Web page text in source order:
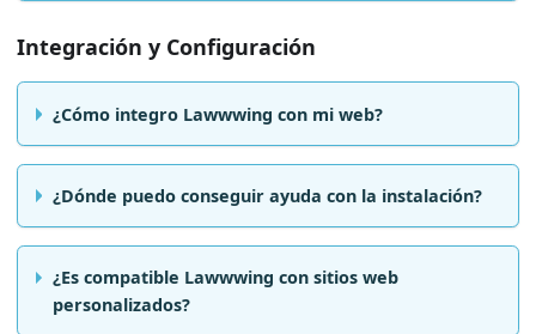
Integración y Configuración
¿Cómo integro Lawwwing con mi web?
¿Dónde puedo conseguir ayuda con la instalación?
¿Es compatible Lawwwing con sitios web
personalizados?